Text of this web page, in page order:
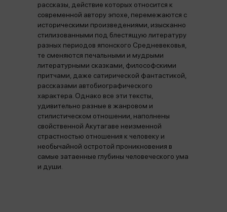
рассказы, действие которых относится к
современной автору эпохе, перемежаются с
историческими произведениями, изысканно
стилизованными под блестящую литературу
разных периодов японского Средневековья,
те сменяются печальными и мудрыми
литературными сказками, философскими
притчами, даже сатирической фантастикой,
рассказами автобиографического
характера. Однако все эти тексты,
удивительно разные в жанровом и
стилистическом отношении, наполнены
свойственной Акутагаве неизменной
страстностью отношения к человеку и
необычайной остротой проникновения в
самые затаенные глубины человеческого ума
и души.